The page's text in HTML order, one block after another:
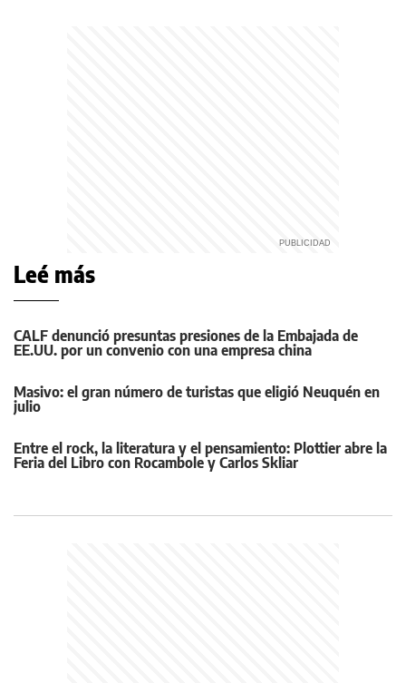
Leé más
CALF denunció presuntas presiones de la Embajada de
EE.UU. por un convenio con una empresa china
Masivo: el gran número de turistas que eligió Neuquén en
julio
Entre el rock, la literatura y el pensamiento: Plottier abre la
Feria del Libro con Rocambole y Carlos Skliar